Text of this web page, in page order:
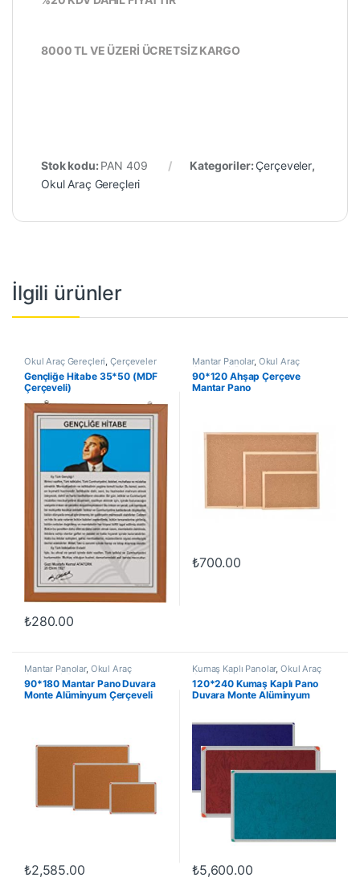
8000 TL VE ÜZERİ ÜCRETSİZ KARGO
Stok kodu: PAN 409 Kategoriler: Çerçeveler,
Okul Araç Gereçleri
İlgili ürünler
Okul Araç Gereçleri,Çerçeveler
Gençliğe Hitabe 35*50 (MDF
Çerçeveli)
₺280.00
Mantar Panolar, Okul Araç
Gereçleri , Panolar
90*120 Ahşap Çerçeve
Mantar Pano
₺700.00
Mantar Panolar, Okul Araç
Gereçleri, Panolar
90*180 Mantar Pano Duvara
Monte Alüminyum Çerçeveli
₺2,585.00
Kumaş Kaplı Panolar,Okul Araç
Gereçleri,Panolar
120*240 Kumaş Kaplı Pano
Duvara Monte Alüminyum
₺5,600.00